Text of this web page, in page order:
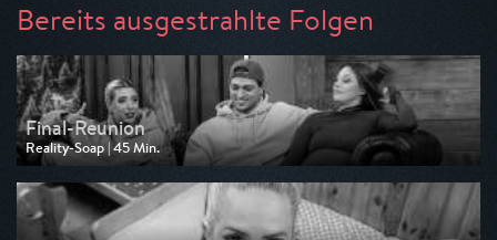
Bereits ausgestrahlte Folgen
Final-Reunion
Reality-Soap | 45 Min.
Ausgestrahlt von Pro 7
am 10.04.2026, 02:35